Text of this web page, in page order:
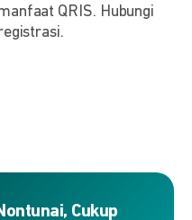
QRIS. Hubungi
Cukup